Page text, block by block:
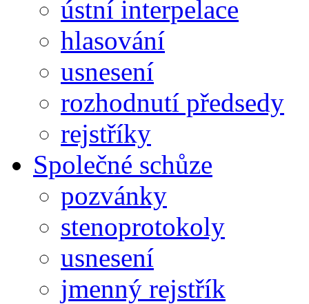
ústní interpelace
hlasování
usnesení
rozhodnutí předsedy
rejstříky
Společné schůze
pozvánky
stenoprotokoly
usnesení
jmenný rejstřík